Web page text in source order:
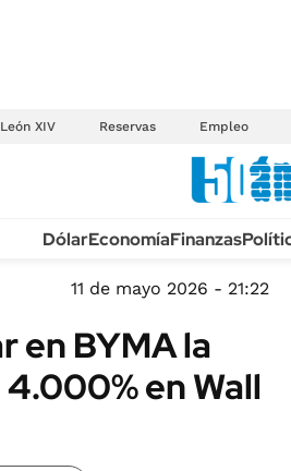
XIV Reservas Empleo
TECNOLOGÍA
MÉXICO
MUNDO
INFORMACIÓN GENERAL
DólarEconomíaFinanzas
11 de mayo 2026 - 21:22
en BYMA la
en Wall